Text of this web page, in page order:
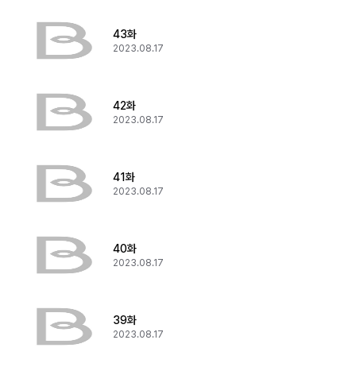
43화
2023.08.17
42화
2023.08.17
41화
2023.08.17
40화
2023.08.17
39화
2023.08.17